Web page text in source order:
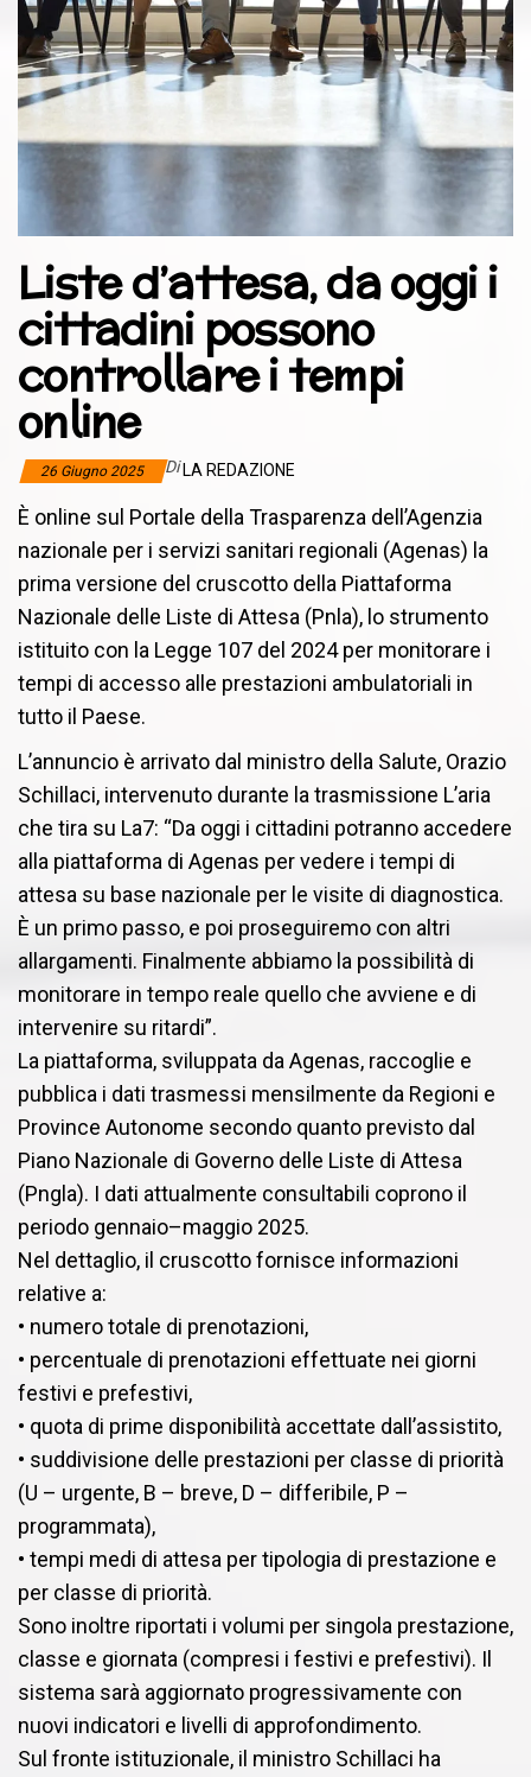
Liste d’attesa, da oggi i
cittadini possono
controllare i tempi
online
26 Giugno 2025 Di LA REDAZIONE
È online sul Portale della Trasparenza dell’Agenzia
nazionale per i servizi sanitari regionali (Agenas) la
prima versione del cruscotto della Piattaforma
Nazionale delle Liste di Attesa (Pnla), lo strumento
istituito con la Legge 107 del 2024 per monitorare i
tempi di accesso alle prestazioni ambulatoriali in
tutto il Paese.
L’annuncio è arrivato dal ministro della Salute, Orazio
Schillaci, intervenuto durante la trasmissione L’aria
che tira su La7: “Da oggi i cittadini potranno accedere
alla piattaforma di Agenas per vedere i tempi di
attesa su base nazionale per le visite di diagnostica.
È un primo passo, e poi proseguiremo con altri
allargamenti. Finalmente abbiamo la possibilità di
monitorare in tempo reale quello che avviene e di
intervenire su ritardi”.
La piattaforma, sviluppata da Agenas, raccoglie e
pubblica i dati trasmessi mensilmente da Regioni e
Province Autonome secondo quanto previsto dal
Piano Nazionale di Governo delle Liste di Attesa
(Pngla). I dati attualmente consultabili coprono il
periodo gennaio–maggio 2025.
Nel dettaglio, il cruscotto fornisce informazioni
relative a:
• numero totale di prenotazioni,
• percentuale di prenotazioni effettuate nei giorni
festivi e prefestivi,
• quota di prime disponibilità accettate dall’assistito,
• suddivisione delle prestazioni per classe di priorità
(U – urgente, B – breve, D – differibile, P –
programmata),
• tempi medi di attesa per tipologia di prestazione e
per classe di priorità.
Sono inoltre riportati i volumi per singola prestazione,
classe e giornata (compresi i festivi e prefestivi). Il
sistema sarà aggiornato progressivamente con
nuovi indicatori e livelli di approfondimento.
Sul fronte istituzionale, il ministro Schillaci ha